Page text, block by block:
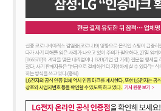
51,900원 [방문] [6년약정]
정수기 WD722RE
63,900원 [방문] [4년약정]
정수기 WD722RE
55,900원 [방문] [5년약정]